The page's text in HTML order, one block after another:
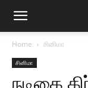
Home சினிமா
சினிமா
நடிகை